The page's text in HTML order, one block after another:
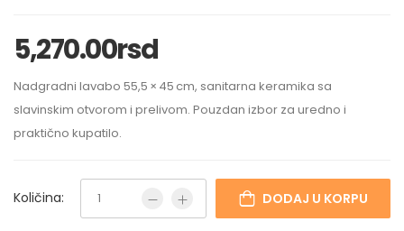
5,270.00rsd
Nadgradni lavabo 55,5 × 45 cm, sanitarna keramika sa
slavinskim otvorom i prelivom. Pouzdan izbor za uredno i
praktično kupatilo.
Količina: DODAJ U KORPU